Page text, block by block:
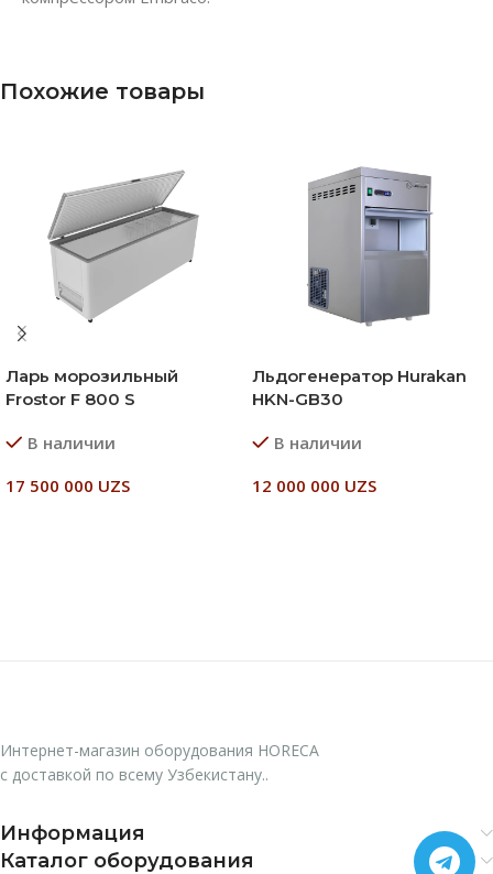
Похожие товары
Ларь морозильный
Frostor F 800 S
В наличии
17 500 000 UZS
Льдогенератор Hurakan
HKN-GB30
В наличии
12 000 000 UZS
Интернет-магазин оборудования HORECA
с доставкой по всему Узбекистану..
Информация
Каталог оборудования